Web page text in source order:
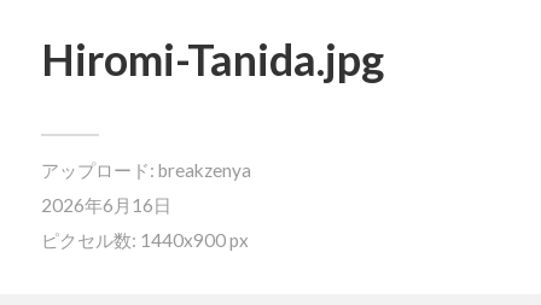
Hiromi-Tanida.jpg
アップロード: breakzenya
2026年6月16日
ピクセル数: 1440x900 px